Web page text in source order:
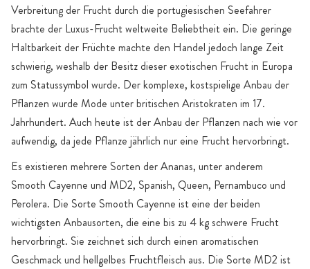
Verbreitung der Frucht durch die portugiesischen Seefahrer
brachte der Luxus-Frucht weltweite Beliebtheit ein. Die geringe
Haltbarkeit der Früchte machte den Handel jedoch lange Zeit
schwierig, weshalb der Besitz dieser exotischen Frucht in Europa
zum Statussymbol wurde. Der komplexe, kostspielige Anbau der
Pflanzen wurde Mode unter britischen Aristokraten im 17.
Jahrhundert. Auch heute ist der Anbau der Pflanzen nach wie vor
aufwendig, da jede Pflanze jährlich nur eine Frucht hervorbringt.
Es existieren mehrere Sorten der Ananas, unter anderem
Smooth Cayenne und MD2, Spanish, Queen, Pernambuco und
Perolera. Die Sorte Smooth Cayenne ist eine der beiden
wichtigsten Anbausorten, die eine bis zu 4 kg schwere Frucht
hervorbringt. Sie zeichnet sich durch einen aromatischen
Geschmack und hellgelbes Fruchtfleisch aus. Die Sorte MD2 ist